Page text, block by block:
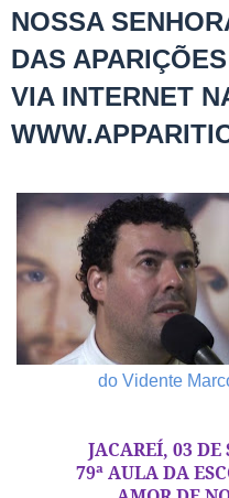
NOSSA
DAS
VIA INTERNET
do Vidente
JACAREÍ, 03 DE
79ª AULA DA